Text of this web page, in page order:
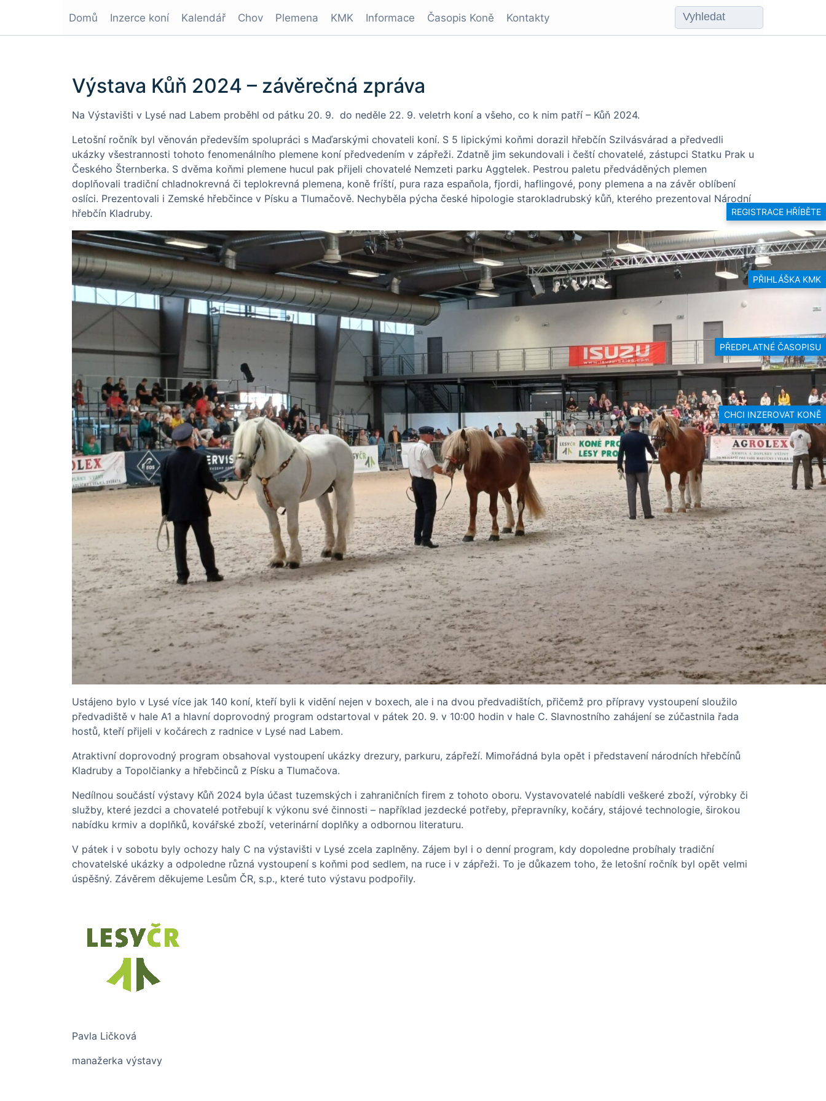
REGISTRACE HŘÍBĚTE
PŘIHLÁŠKA KMK
PŘEDPLATNÉ ČASOPISU
CHCI INZEROVAT KONĚ
Domů Inzerce koní Kalendář Chov Plemena KMK Informace Časopis Koně Kontakty
Výstava Kůň 2024 – závěrečná zpráva
Na Výstavišti v Lysé nad Labem proběhl od pátku 20. 9. do neděle 22. 9. veletrh koní a všeho, co k nim patří – Kůň 2024.
Letošní ročník byl věnován především spolupráci s Maďarskými chovateli koní. S 5 lipickými koňmi dorazil hřebčín Szilvásvárad a předvedli
ukázky všestrannosti tohoto fenomenálního plemene koní předvedením v zápřeži. Zdatně jim sekundovali i čeští chovatelé, zástupci Statku Prak u
Českého Šternberka. S dvěma koňmi plemene hucul pak přijeli chovatelé Nemzeti parku Aggtelek. Pestrou paletu předváděných plemen
doplňovali tradiční chladnokrevná či teplokrevná plemena, koně fríští, pura raza espaňola, fjordi, haflingové, pony plemena a na závěr oblíbení
oslíci. Prezentovali i Zemské hřebčince v Písku a Tlumačově. Nechyběla pýcha české hipologie starokladrubský kůň, kterého prezentoval Národní
hřebčín Kladruby.
Ustájeno bylo v Lysé více jak 140 koní, kteří byli k vidění nejen v boxech, ale i na dvou předvadištích, přičemž pro přípravy vystoupení sloužilo
předvadiště v hale A1 a hlavní doprovodný program odstartoval v pátek 20. 9. v 10:00 hodin v hale C. Slavnostního zahájení se zúčastnila řada
hostů, kteří přijeli v kočárech z radnice v Lysé nad Labem.
Atraktivní doprovodný program obsahoval vystoupení ukázky drezury, parkuru, zápřeží. Mimořádná byla opět i představení národních hřebčínů
Kladruby a Topolčianky a hřebčinců z Písku a Tlumačova.
Nedílnou součástí výstavy Kůň 2024 byla účast tuzemských i zahraničních firem z tohoto oboru. Vystavovatelé nabídli veškeré zboží, výrobky či
služby, které jezdci a chovatelé potřebují k výkonu své činnosti – například jezdecké potřeby, přepravníky, kočáry, stájové technologie, širokou
nabídku krmiv a doplňků, kovářské zboží, veterinární doplňky a odbornou literaturu.
V pátek i v sobotu byly ochozy haly C na výstavišti v Lysé zcela zaplněny. Zájem byl i o denní program, kdy dopoledne probíhaly tradiční
chovatelské ukázky a odpoledne různá vystoupení s koňmi pod sedlem, na ruce i v zápřeži. To je důkazem toho, že letošní ročník byl opět velmi
úspěšný. Závěrem děkujeme Lesům ČR, s.p., které tuto výstavu podpořily.
Pavla Ličková
manažerka výstavy